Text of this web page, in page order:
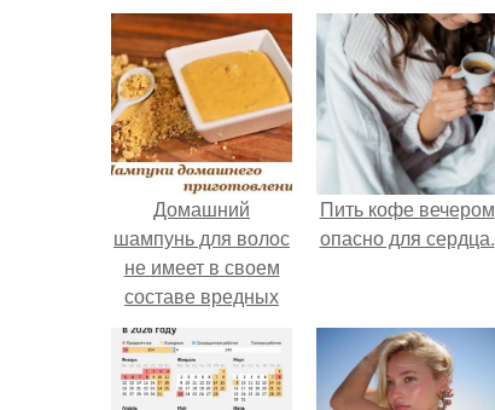
Домашний
шампунь для волос
не имеет в своем
составе вредных
химических
компонентов,
абсолютно
Пить кофе вечером
опасно для сердца.